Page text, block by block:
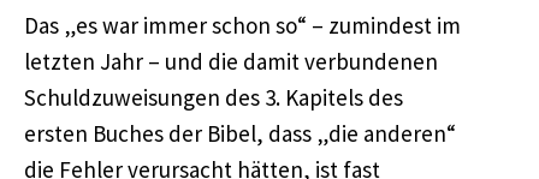
Das „es war immer schon so“ – zumindest im
letzten Jahr – und die damit verbundenen
Schuldzuweisungen des 3. Kapitels des
ersten Buches der Bibel, dass „die anderen“
die Fehler verursacht hätten, ist fast